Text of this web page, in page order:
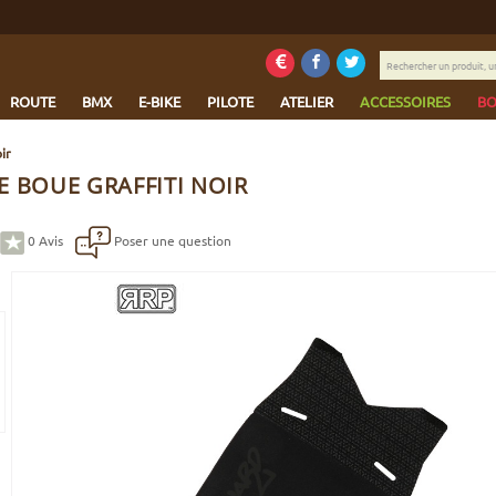
ROUTE BMX E-BIKE PILOTE ATELIER ACCESSOIRES
Rechercher
un
une
marque...
BOUE GRAFFITI NOIR
0 Avis Poser une question